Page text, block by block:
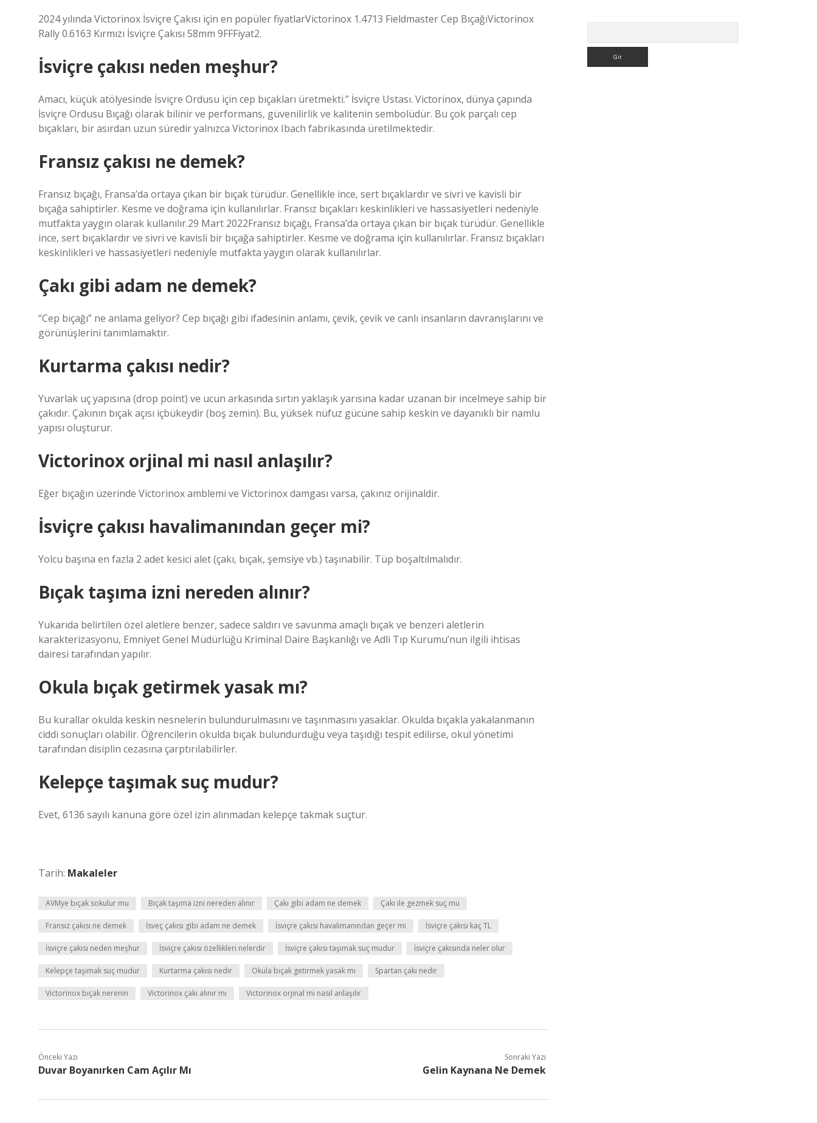
2024 yılında Victorinox İsviçre Çakısı için en popüler fiyatlarVictorinox 1.4713 Fieldmaster Cep BıçağıVictorinox
Rally 0.6163 Kırmızı İsviçre Çakısı 58mm 9FFFiyat2.
İsviçre çakısı neden meşhur?
Amacı, küçük atölyesinde İsviçre Ordusu için cep bıçakları üretmekti.” İsviçre Ustası. Victorinox, dünya çapında
İsviçre Ordusu Bıçağı olarak bilinir ve performans, güvenilirlik ve kalitenin sembolüdür. Bu çok parçalı cep
bıçakları, bir asırdan uzun süredir yalnızca Victorinox Ibach fabrikasında üretilmektedir.
Fransız çakısı ne demek?
Fransız bıçağı, Fransa’da ortaya çıkan bir bıçak türüdür. Genellikle ince, sert bıçaklardır ve sivri ve kavisli bir
bıçağa sahiptirler. Kesme ve doğrama için kullanılırlar. Fransız bıçakları keskinlikleri ve hassasiyetleri nedeniyle
mutfakta yaygın olarak kullanılır.29 Mart 2022Fransız bıçağı, Fransa’da ortaya çıkan bir bıçak türüdür. Genellikle
ince, sert bıçaklardır ve sivri ve kavisli bir bıçağa sahiptirler. Kesme ve doğrama için kullanılırlar. Fransız bıçakları
keskinlikleri ve hassasiyetleri nedeniyle mutfakta yaygın olarak kullanılırlar.
Çakı gibi adam ne demek?
“Cep bıçağı” ne anlama geliyor? Cep bıçağı gibi ifadesinin anlamı, çevik, çevik ve canlı insanların davranışlarını ve
görünüşlerini tanımlamaktır.
Kurtarma çakısı nedir?
Yuvarlak uç yapısına (drop point) ve ucun arkasında sırtın yaklaşık yarısına kadar uzanan bir incelmeye sahip bir
çakıdır. Çakının bıçak açısı içbükeydir (boş zemin). Bu, yüksek nüfuz gücüne sahip keskin ve dayanıklı bir namlu
yapısı oluşturur.
Victorinox orjinal mi nasıl anlaşılır?
Eğer bıçağın üzerinde Victorinox amblemi ve Victorinox damgası varsa, çakınız orijinaldir.
İsviçre çakısı havalimanından geçer mi?
Yolcu başına en fazla 2 adet kesici alet (çakı, bıçak, şemsiye vb.) taşınabilir. Tüp boşaltılmalıdır.
Bıçak taşıma izni nereden alınır?
Yukarıda belirtilen özel aletlere benzer, sadece saldırı ve savunma amaçlı bıçak ve benzeri aletlerin
karakterizasyonu, Emniyet Genel Müdürlüğü Kriminal Daire Başkanlığı ve Adli Tıp Kurumu’nun ilgili ihtisas
dairesi tarafından yapılır.
Okula bıçak getirmek yasak mı?
Bu kurallar okulda keskin nesnelerin bulundurulmasını ve taşınmasını yasaklar. Okulda bıçakla yakalanmanın
ciddi sonuçları olabilir. Öğrencilerin okulda bıçak bulundurduğu veya taşıdığı tespit edilirse, okul yönetimi
tarafından disiplin cezasına çarptırılabilirler.
Kelepçe taşımak suç mudur?
Evet, 6136 sayılı kanuna göre özel izin alınmadan kelepçe takmak suçtur.
Tarih: Makaleler
AVMye bıçak sokulur mu Bıçak taşıma izni nereden alınır Çakı gibi adam ne demek Çakı ile gezmek suç mu
Fransız çakısı ne demek İsveç çakısı gibi adam ne demek İsviçre çakısı havalimanından geçer mi İsviçre çakısı kaç TL
İsviçre çakısı neden meşhur İsviçre çakısı özellikleri nelerdir İsviçre çakısı taşımak suç mudur İsviçre çakısında neler olur
Kelepçe taşımak suç mudur Kurtarma çakısı nedir Okula bıçak getirmek yasak mı Spartan çakı nedir
Victorinox bıçak nerenin Victorinox çakı alınır mı Victorinox orjinal mi nasıl anlaşılır
Önceki Yazı
Duvar Boyanırken Cam Açılır Mı
Sonraki Yazı
Gelin Kaynana Ne Demek